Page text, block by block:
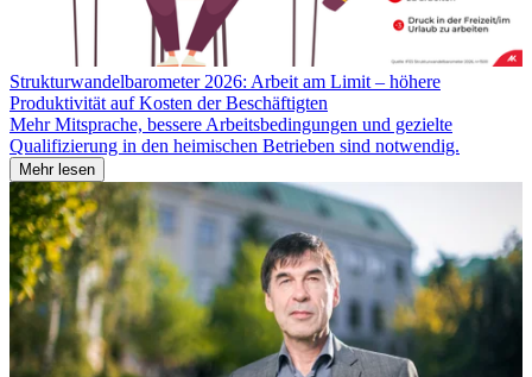
Strukturwandelbarometer 2026: Arbeit am Limit – höhere
Produktivität auf Kosten der Beschäftigten
Mehr Mitsprache, bessere Arbeitsbedingungen und gezielte
Qualifizierung in den heimischen Betrieben sind notwendig.
Mehr lesen